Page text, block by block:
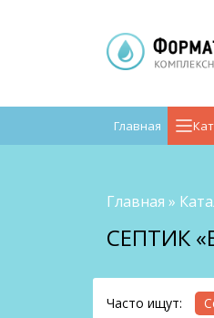
Главная
Главная »
СЕПТИК
Часто ищут: